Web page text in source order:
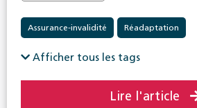
Assurance-invalidité Réadaptation
Afficher tous les tags
Lire l'article